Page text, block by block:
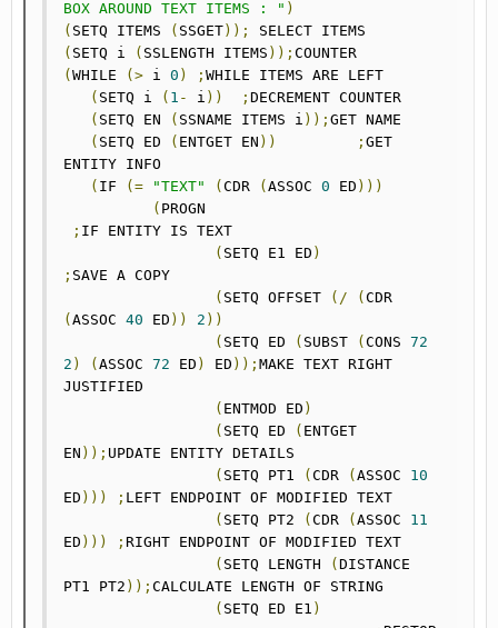
BOX AROUND TEXT ITEMS : " )
( SETQ ITEMS ( SSGET));
( SETQ i ( SSLENGTH ITEMS ));
( WHILE (> i 0 ) ; WHILE ITEMS ARE LEFT
( SETQ i ( 1 - i )) ; DECREMENT COUNTER
( SETQ EN ( SSNAME ITEMS i )); GET NAME
( SETQ ED ( ENTGET EN )) ; GET
ENTITY INFO
( IF (= "TEXT" ( CDR ( ASSOC 0 ED )))
( PROGN
; IF ENTITY IS TEXT
( SETQ E1 ED )
; SAVE A COPY
( SETQ OFFSET (/ (
( ASSOC 40 ED )) 2 ))
( SETQ ED ( SUBST ( CONS 72
2 ) ( ASSOC 72 ED ) ED )); MAKE TEXT RIGHT
JUSTIFIED
( ENTMOD ED )
( SETQ ED ( ENTGET
EN )); UPDATE ENTITY DETAILS
( SETQ PT1 ( CDR ( ASSOC 10
ED ))) ; LEFT ENDPOINT OF MODIFIED TEXT
( SETQ PT2 ( CDR ( ASSOC 11
ED ))) ; RIGHT ENDPOINT OF MODIFIED TEXT
( SETQ LENGTH ( DISTANCE
PT1 PT2 )); CALCULATE LENGTH OF STRING
( SETQ ED E1 )